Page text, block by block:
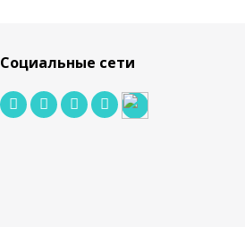
Социальные сети